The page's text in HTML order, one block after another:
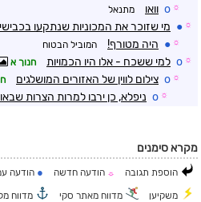
☼
o וואו מתנאל
☼
● מי שזוכר את המכוניות שנתקעו
☼
● היה מטורף! המוביל הבטוח
☼
o למי ששכח - אלו היו הכמויות חנוך א
☼
o צילום לווין של האזורים המושלגים
☼
o ניפלא, כן ירבו למרות הצרות
מקרא סימנים
הוספת תגובה ☼ הודעה חדשה ● הודעה
משקיען מדווח מאתר סקי
מדווח